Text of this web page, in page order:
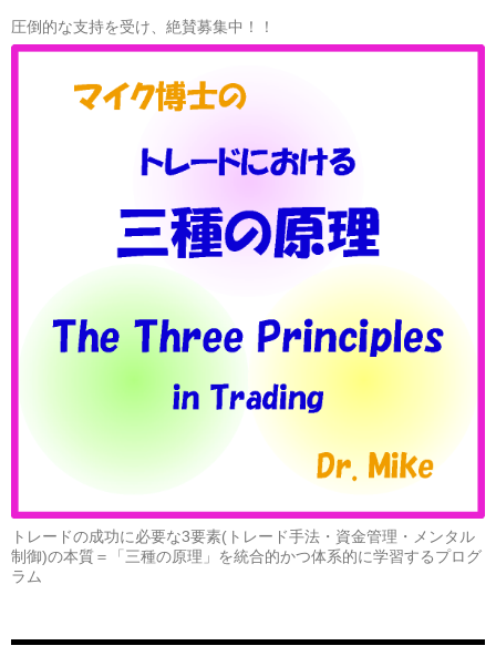
圧倒的な支持を受け、絶賛募集中！！
トレードの成功に必要な3要素(トレード手法・資金管理・メンタル
制御)の本質＝「三種の原理」を統合的かつ体系的に学習するプログ
ラム